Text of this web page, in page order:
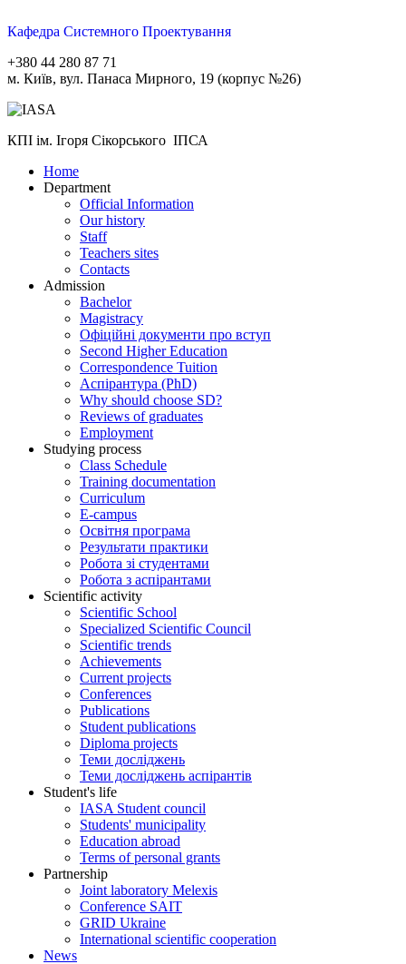
Кафедра Системного Проектування
+380 44 280 87 71
м. Київ, вул. Панаса Мирного, 19 (корпус №26)
КПІ ім. Ігоря Сікорського ІПСА
Home
Department
Official Information
Our history
Staff
Teachers sites
Contacts
Admission
Bachelor
Magistracy
Офіційні документи про вступ
Second Higher Education
Correspondence Tuition
Aспірантура (PhD)
Why should choose SD?
Reviews of graduates
Employment
Studying process
Class Schedule
Training documentation
Curriculum
E-campus
Освітня програма
Результати практики
Робота зі студентами
Робота з аспірантами
Scientific activity
Scientific School
Specialized Scientific Council
Scientific trends
Achievements
Current projects
Conferences
Publications
Student publications
Diploma projects
Теми досліджень
Теми досліджень аспірантів
Student's life
IASA Student council
Students' municipality
Education abroad
Terms of personal grants
Partnership
Joint laboratory Melexis
Conference SAIT
GRID Ukraine
International scientific cooperation
News